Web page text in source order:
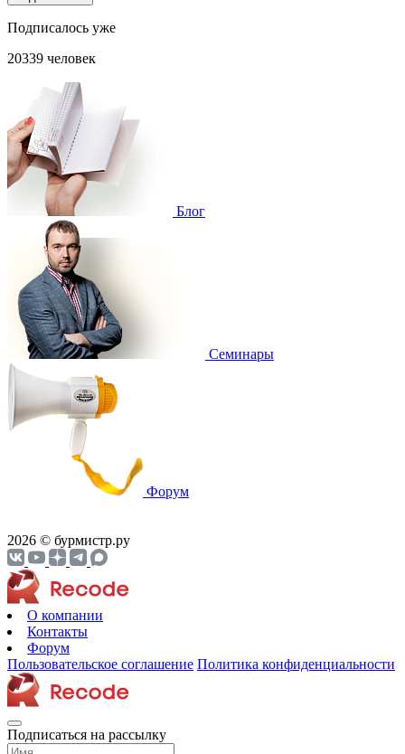
Подписалось уже
20339 человек
Блог
Cеминары
Форум
2026 © бурмистр.ру
О компании
Контакты
Форум
Пользовательское соглашение Политика конфиденциальности
Подписаться на рассылку